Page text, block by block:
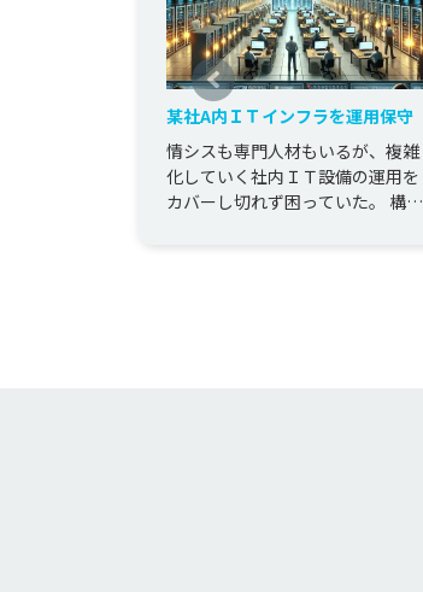
某社A内ＩＴインフラを運用保守
情シスも専門人材もいるが、複雑
化していく社内ＩＴ設備の運用を
カバーし切れず困っていた。 構築
ル・ノウハウを認めて頂き、シ